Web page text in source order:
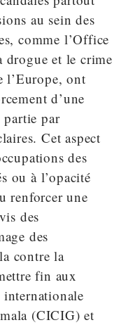
au sein des
comme l’Office
drogue et le crime
l’Europe, ont
d’une
partie par
Cet aspect
des
ou à l’opacité
renforcer une
des
des
contre la
fin aux
(CICIG) et